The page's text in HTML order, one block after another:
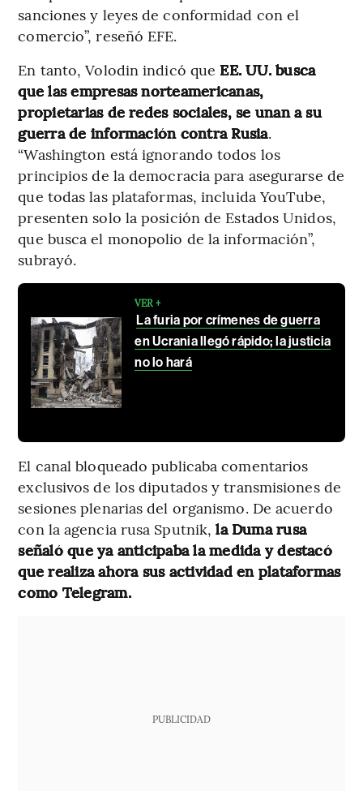
sanciones y leyes de conformidad con el
comercio”, reseñó EFE.
En tanto, Volodin indicó que EE. UU. busca
que las empresas norteamericanas,
propietarias de redes sociales, se unan a su
guerra de información contra Rusia.
“Washington está ignorando todos los
principios de la democracia para asegurarse de
que todas las plataformas, incluida YouTube,
presenten solo la posición de Estados Unidos,
que busca el monopolio de la información”,
subrayó.
VER +
La furia por crímenes de guerra
en Ucrania llegó rápido; la justicia
no lo hará
El canal bloqueado publicaba comentarios
exclusivos de los diputados y transmisiones de
sesiones plenarias del organismo. De acuerdo
con la agencia rusa Sputnik,la Duma rusa
señaló que ya anticipaba la medida y destacó
que realiza ahora sus actividad en plataformas
como Telegram.
PUBLICIDAD